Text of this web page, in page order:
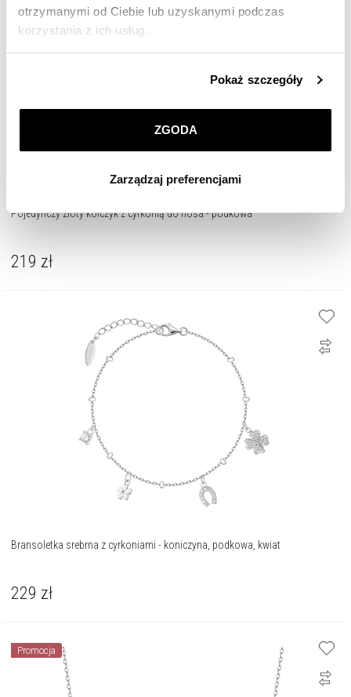
otrzymanymi od Ciebie lub uzyskanymi podczas
korzystania z ich usług.
przez nas plików cookie znajdziesz wPolityce
korzystamy. Możesz również wybrać jaki rodzaj plików
Zarządzaj preferencjami. W każdej chwili możesz
Pokaż szczegóły
ZGODA
Zarządzaj preferencjami
Pojedynczy złoty kolczyk z cyrkonią do nosa - podkowa
219 zł
Bransoletka srebrna z cyrkoniami - koniczyna, podkowa, kwiat
229 zł
Promocja